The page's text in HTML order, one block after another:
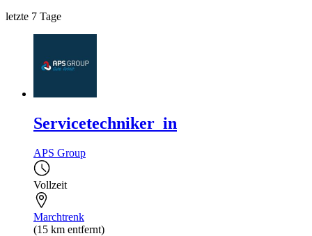
letzte 7 Tage
Servicetechniker_in
APS Group
Vollzeit
Marchtrenk
(15 km entfernt)